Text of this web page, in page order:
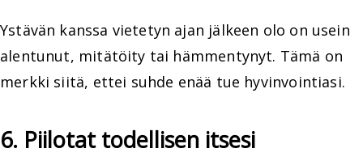
Ystävän kanssa vietetyn ajan jälkeen olo on usein
alentunut, mitätöity tai hämmentynyt. Tämä on
merkki siitä, ettei suhde enää tue hyvinvointiasi.
6. Piilotat todellisen itsesi